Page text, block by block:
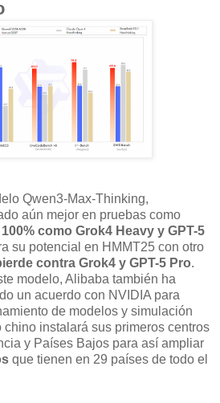
Qwen3-Max-Thinking,
aún mejor en pruebas como
100% como Grok4 Heavy y GPT-5
su potencial en HMMT25 con otro
contra Grok4 y GPT-5 Pro.
modelo, Alibaba también ha
un acuerdo con NVIDIA para
de modelos y simulación
instalará sus primeros centros
y Países Bajos para así ampliar
que tienen en 29 países de todo el